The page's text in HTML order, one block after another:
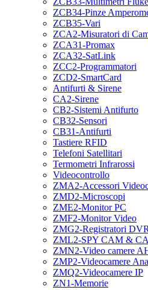
ZCB34-Pinze
ZCB35-Vari
ZCA2-Misuratori di
ZCA31-Promax
ZCA32-SatLink
ZCC2-Programmatori
ZCD2-SmartCard
Antifurti & Sirene
CA2-Sirene
CB2-Sistemi Antifurto
CB32-Sensori
CB31-Antifurti
Tastiere RFID
Telefoni Satellitari
Termometri Infrarossi
Videocontrollo
ZMA2-Accessori
ZMD2-Microscopi
ZME2-Monitor PC
ZMF2-Monitor Video
ZMG2-Registratori
ZML2-SPY CAM &
ZMN2-Video camere
ZMP2-Videocamere
ZMQ2-Videocamere IP
ZN1-Memorie